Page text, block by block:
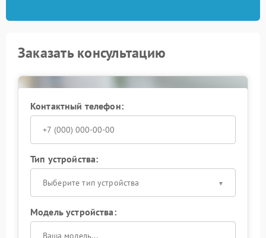
Заказать консультацию
Контактный телефон:
Тип устройства:
Выберите тип устройства
Модель устройства: